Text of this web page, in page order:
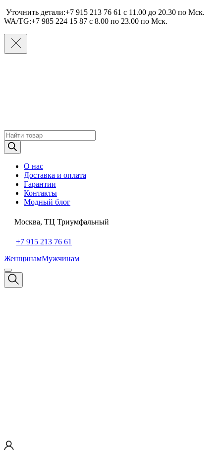
Уточнить детали:+7 915 213 76 61 c 11.00 до 20.30 по Мcк.
WA/TG:+7 985 224 15 87 c 8.00 по 23.00 по Мcк.
Поиск
товаров
О нас
Доставка и оплата
Гарантии
Контакты
Модный блог
Москва, ТЦ Триумфальный
+7 915 213 76 61
ЖенщинамМужчинам